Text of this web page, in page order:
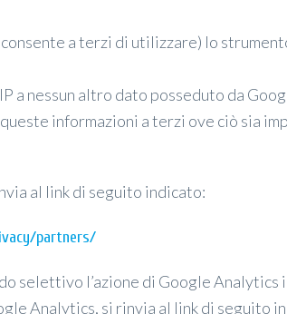
a terzi di utilizzare) lo
a nessun altro dato posseduto da
queste informazioni a terzi ove ciò sia
al link di seguito indicato:
partners/
selettivo l’azione di Google
Analytics, si rinvia al link di seguito